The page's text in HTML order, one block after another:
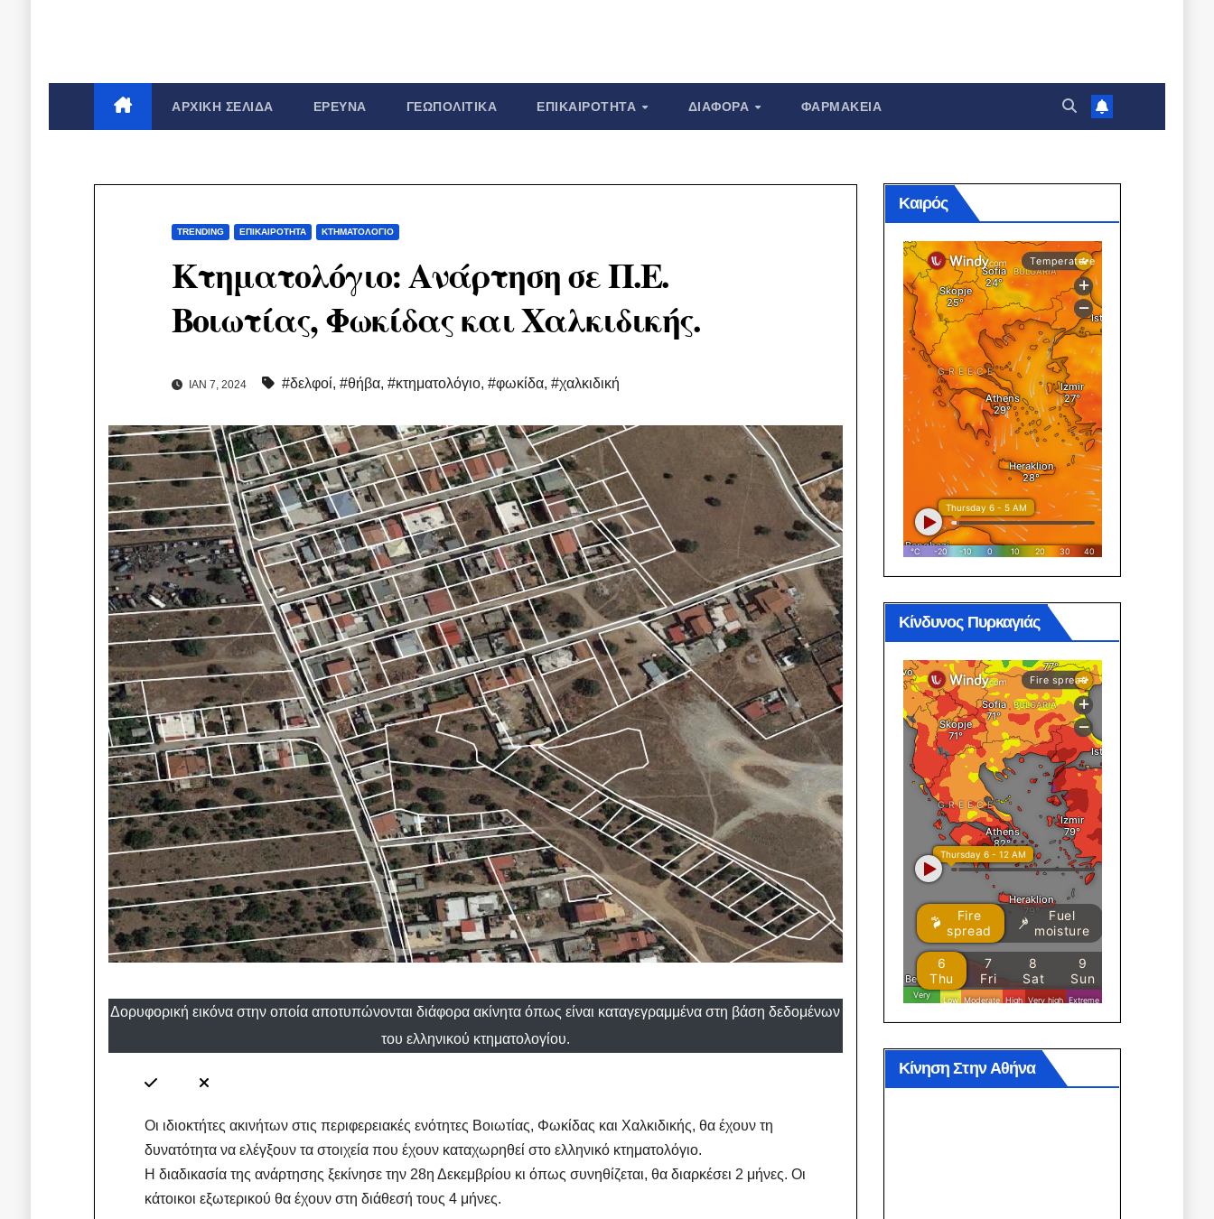
ΑΡΧΙΚΉ ΣΕΛΊΔΑ ΈΡΕΥΝΑ ΓΕΩΠΟΛΙΤΙΚΆ ΕΠΙΚΑΙΡΌΤΗΤΑ ΔΙΆΦΟΡΑ ΦΑΡΜΑΚΕΊΑ
TRENDING ΕΠΙΚΑΙΡΌΤΗΤΑ ΚΤΗΜΑΤΟΛΌΓΙΟ
Κτηματολόγιο: Ανάρτηση σε Π.Ε.
Βοιωτίας, Φωκίδας και Χαλκιδικής.
ΙΑΝ 7, 2024 #δελφοί, #θήβα, #κτηματολόγιο, #φωκίδα, #χαλκιδική
Δορυφορική εικόνα στην οποία αποτυπώνονται διάφορα ακίνητα όπως είναι καταγεγραμμένα στη βάση δεδομένων
του ελληνικού κτηματολογίου.
Οι ιδιοκτήτες ακινήτων στις περιφερειακές ενότητες Βοιωτίας, Φωκίδας και Χαλκιδικής, θα έχουν τη
δυνατότητα να ελέγξουν τα στοιχεία που έχουν καταχωρηθεί στο ελληνικό κτηματολόγιο.
Η διαδικασία της ανάρτησης ξεκίνησε την 28η Δεκεμβρίου κι όπως συνηθίζεται, θα διαρκέσει 2 μήνες. Οι
κάτοικοι εξωτερικού θα έχουν στη διάθεσή τους 4 μήνες.
Καιρός
Κίνδυνος Πυρκαγιάς
Κίνηση Στην Αθήνα